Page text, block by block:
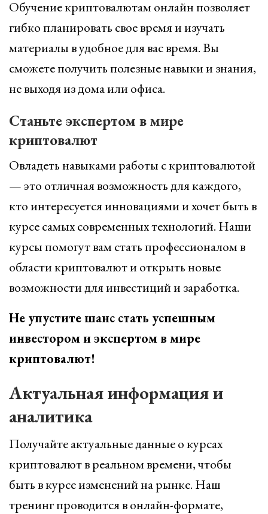
Обучение криптовалютам онлайн позволяет
гибко планировать свое время и изучать
материалы в удобное для вас время. Вы
сможете получить полезные навыки и знания,
не выходя из дома или офиса.
Станьте экспертом в мире
криптовалют
Овладеть навыками работы с криптовалютой
— это отличная возможность для каждого,
кто интересуется инновациями и хочет быть в
курсе самых современных технологий. Наши
курсы помогут вам стать профессионалом в
области криптовалют и открыть новые
возможности для инвестиций и заработка.
Не упустите шанс стать успешным
инвестором и экспертом в мире
криптовалют!
Актуальная информация и
аналитика
Получайте актуальные данные о курсах
криптовалют в реальном времени, чтобы
быть в курсе изменений на рынке. Наш
тренинг проводится в онлайн-формате,